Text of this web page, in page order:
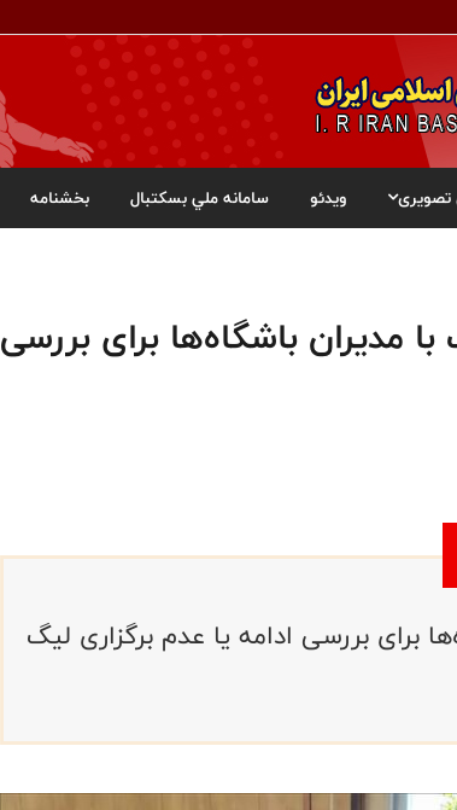
تصویری ویدئو سامانه ملي بسکتبال بخشنامه
مدیران باشگاه‌ها برای بررسی
برای بررسی ادامه یا عدم برگزاری لیگ